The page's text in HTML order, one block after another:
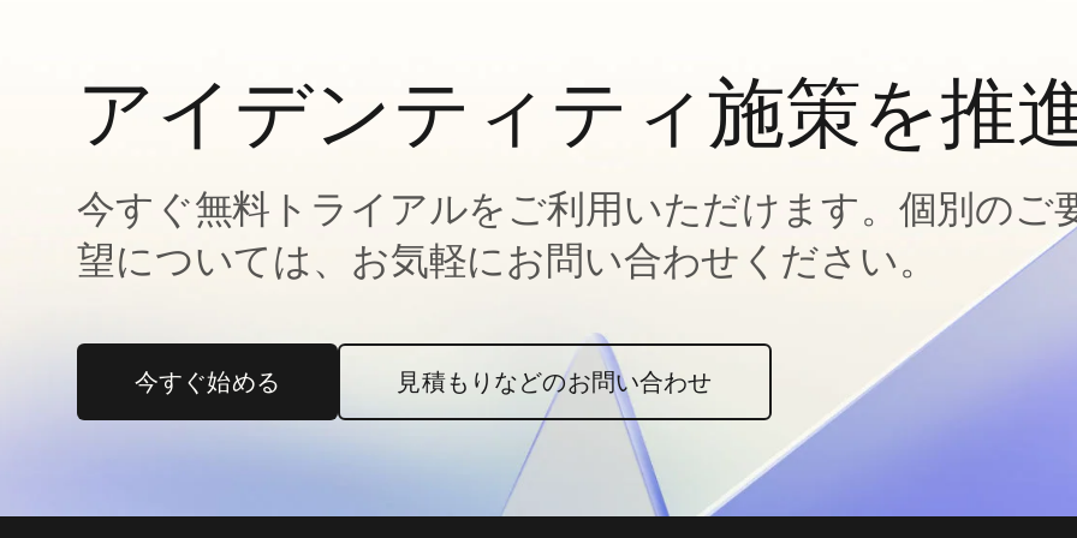
アイデンティティ施策を推
今すぐ無料トライアルをご利用いただけます。個別のご
望については、お気軽にお問い合わせください。
今すぐ始める新しいタブで開く 見積もりなどのお問い合わせ